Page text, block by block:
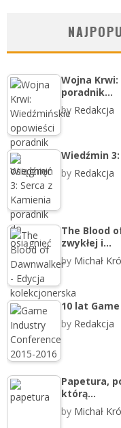
Wojna
poradnik…
by Redakcja
Wiedźmin
by Redakcja
The Blood
zwykłej i…
by Michał
10 lat
by Redakcja
Papetura,
którą…
by Michał